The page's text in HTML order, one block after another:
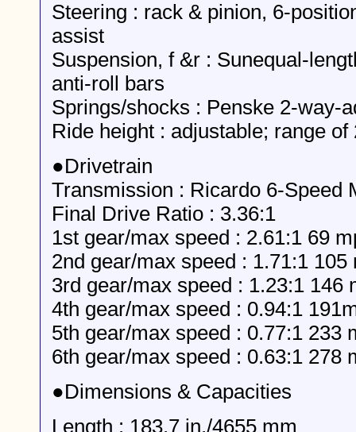
Steering : rack & pinion, 6-
assist
Suspension, f &r : Sunequal-
anti-roll bars
Springs/shocks : Penske 2-way-
Ride height : adjustable; range of
●Drivetrain
Transmission : Ricardo 6-Speed
Final Drive Ratio : 3.36:1
1st gear/max speed : 2.61:1 69
2nd gear/max speed : 1.71:1 105
3rd gear/max speed : 1.23:1 146
4th gear/max speed : 0.94:1
5th gear/max speed : 0.77:1 233
6th gear/max speed : 0.63:1 278
●Dimensions & Capacities
Length : 183.7 in./4655 mm